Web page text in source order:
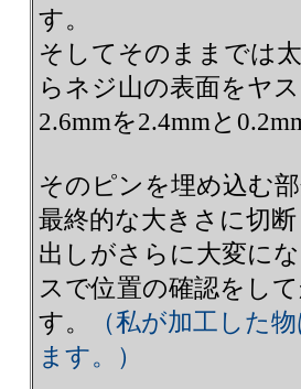
す。
そしてそのままでは
らネジ山の表面をヤ
2.6mmを2.4mmと
そのピンを埋め込む
最終的な大きさに切
出しがさらに大変に
スで位置の確認をし
す。
（私が加工した
ます。）